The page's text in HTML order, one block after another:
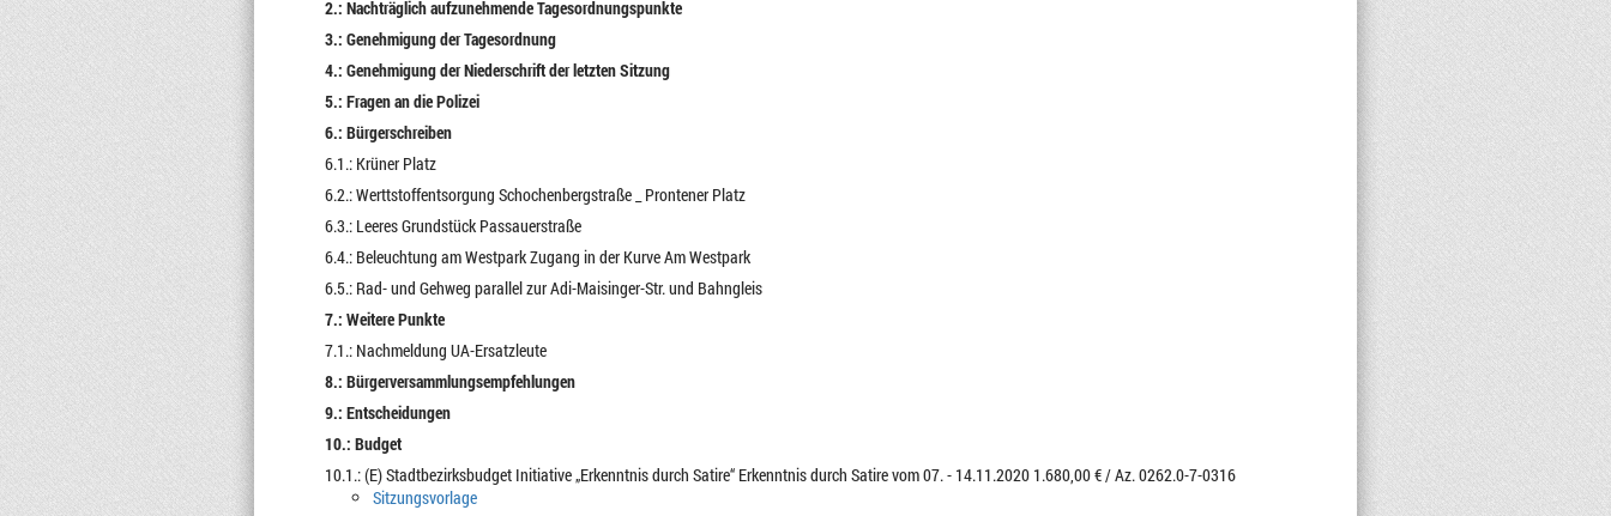
2.: Nachträglich aufzunehmende Tagesordnungspunkte
3.: Genehmigung der Tagesordnung
4.: Genehmigung der Niederschrift der letzten Sitzung
5.: Fragen an die Polizei
6.: Bürgerschreiben
6.1.: Krüner Platz
6.2.: Werttstoffentsorgung Schochenbergstraße _ Prontener Platz
6.3.: Leeres Grundstück Passauerstraße
6.4.: Beleuchtung am Westpark Zugang in der Kurve Am Westpark
6.5.: Rad- und Gehweg parallel zur Adi-Maisinger-Str. und Bahngleis
7.: Weitere Punkte
7.1.: Nachmeldung UA-Ersatzleute
8.: Bürgerversammlungsempfehlungen
9.: Entscheidungen
10.: Budget
10.1.: (E) Stadtbezirksbudget Initiative „Erkenntnis durch Satire“ Erkenntnis durch Satire vom 07. - 14.11.2020 1.680,00 € / Az. 0262.0-7-0316
Sitzungsvorlage